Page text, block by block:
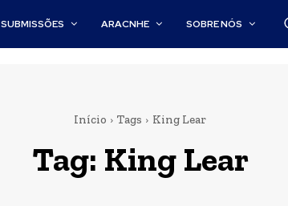
SUBMISSÕES ARACNHE SOBRE NÓS
Início Tags King Lear
Tag: King Lear